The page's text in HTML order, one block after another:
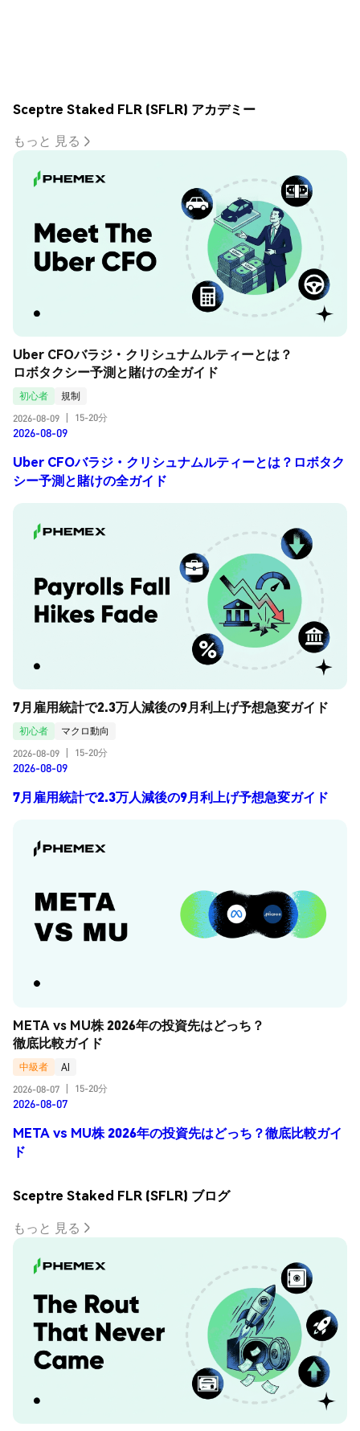
Sceptre Staked FLR (SFLR) アカデミー
もっと 見る
Uber CFOバラジ・クリシュナムルティーとは？
ロボタクシー予測と賭けの全ガイド
初心者
規制
2026-08-09
15-20分
2026-08-09
Uber CFOバラジ・クリシュナムルティーとは？ロボタク
シー予測と賭けの全ガイド
7月雇用統計で2.3万人減後の9月利上げ予想急変ガイド
初心者
マクロ動向
2026-08-09
15-20分
2026-08-09
7月雇用統計で2.3万人減後の9月利上げ予想急変ガイド
META vs MU株 2026年の投資先はどっち？
徹底比較ガイド
中級者
AI
2026-08-07
15-20分
2026-08-07
META vs MU株 2026年の投資先はどっち？徹底比較ガイ
ド
Sceptre Staked FLR (SFLR) ブログ
もっと 見る